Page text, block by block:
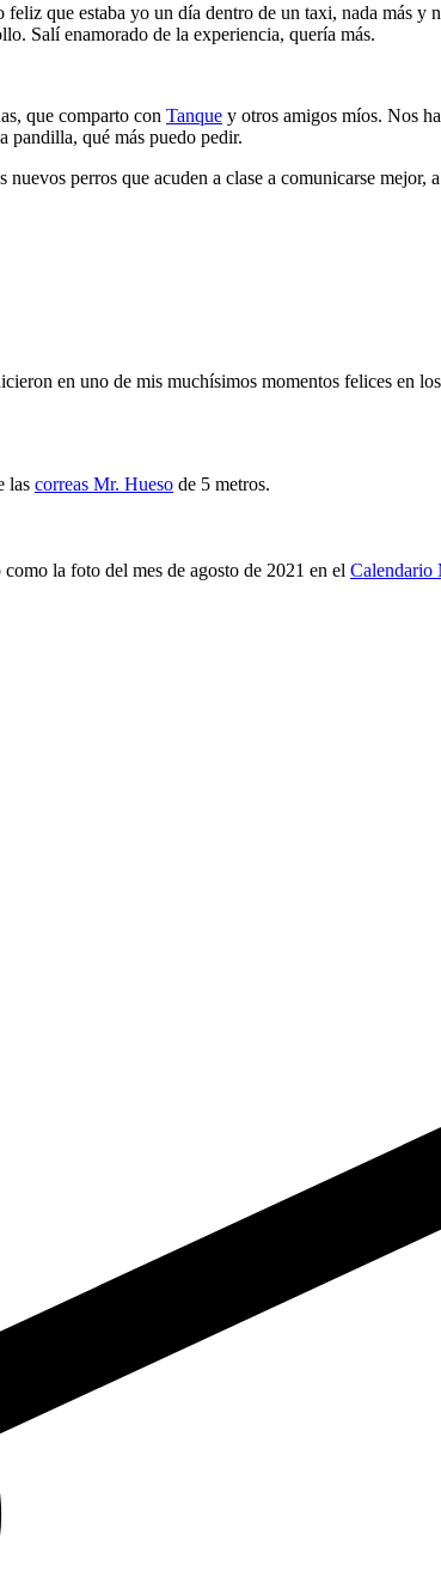
que estaba yo un día dentro de un taxi, nada más y
Salí enamorado de la experiencia, quería más.
que comparto con Tanque y otros amigos míos. Nos
pandilla, qué más puedo pedir.
perros que acuden a clase a comunicarse
en uno de mis muchísimos momentos felices en
las correas Mr. Hueso de 5 metros.
la foto del mes de agosto de 2021 en el Calendario